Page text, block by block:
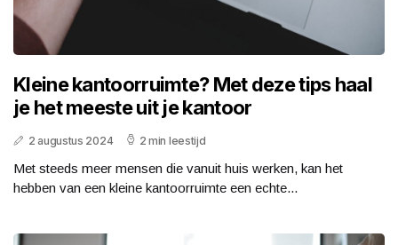
Kleine kantoorruimte? Met deze tips haal
je het meeste uit je kantoor
2 augustus 2024 2 min leestijd
Met steeds meer mensen die vanuit huis werken, kan het
hebben van een kleine kantoorruimte een echte...